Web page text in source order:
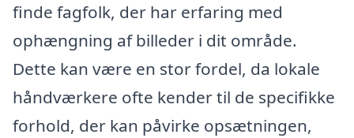
finde fagfolk, der har erfaring med
ophængning af billeder i dit område.
Dette kan være en stor fordel, da lokale
håndværkere ofte kender til de specifikke
forhold, der kan påvirke opsætningen,